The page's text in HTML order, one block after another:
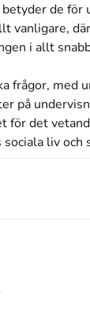
de för
vanligare,
i allt
frågor, med
på
det
liv
forskare i
Den
tema.